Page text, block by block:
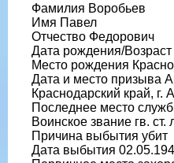
Фамилия Воробьев
Имя Павел
Отчество Федорович
Дата рождения/
Место рождения
Дата и место призыва
Краснодарский край, г.
Последнее место
Воинское звание гв. ст.
Причина выбытия убит
Дата выбытия